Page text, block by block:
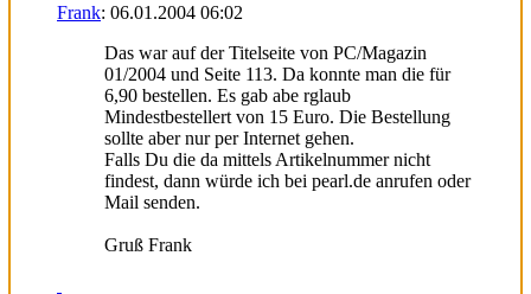
Frank: 06.01.2004 06:02
Das war auf der Titelseite von PC/Magazin
01/2004 und Seite 113. Da konnte man die für
6,90 bestellen. Es gab abe rglaub
Mindestbestellert von 15 Euro. Die Bestellung
sollte aber nur per Internet gehen.
Falls Du die da mittels Artikelnummer nicht
findest, dann würde ich bei pearl.de anrufen oder
Mail senden.
Gruß Frank